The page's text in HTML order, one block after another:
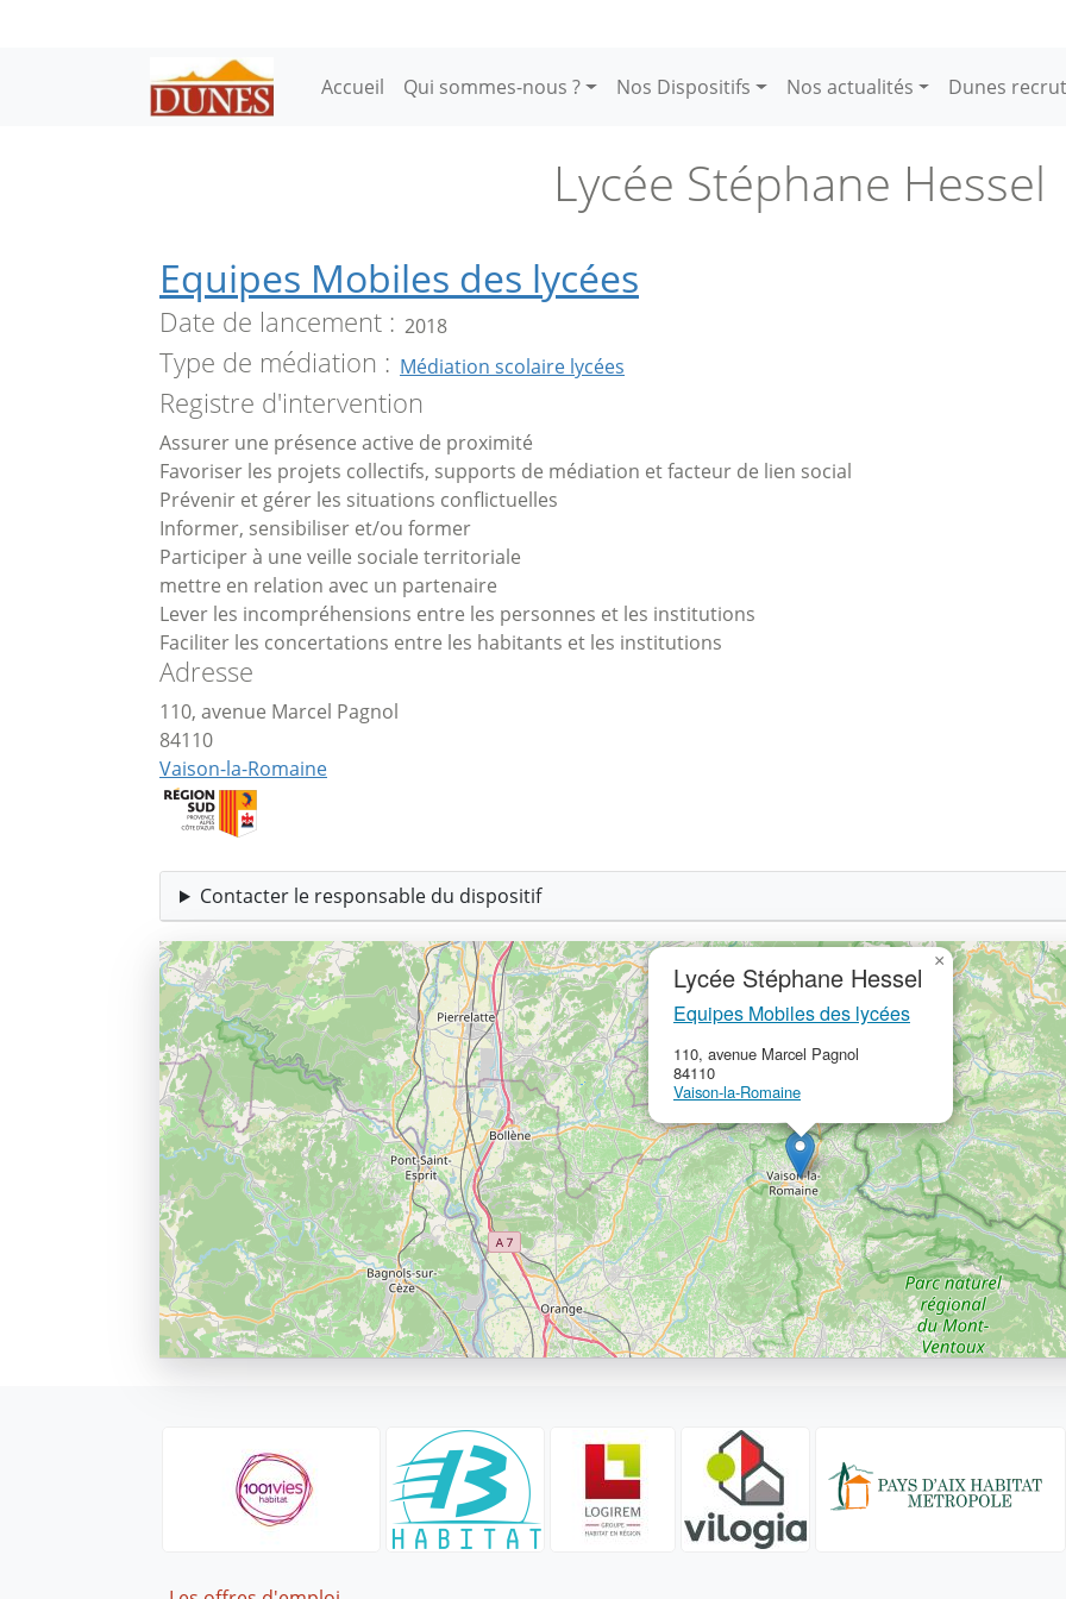
Main navigation
Accueil Qui sommes-nous ? Nos Dispositifs Nos actualités Dunes
Lycée Stéphane Hessel
Equipes Mobiles des lycées
Date de lancement 2018
Type de médiation Médiation scolaire lycées
Registre d'intervention
Assurer une présence active de proximité
Favoriser les projets collectifs, supports de médiation et facteur de lien social
Prévenir et gérer les situations conflictuelles
Informer, sensibiliser et/ou former
Participer à une veille sociale territoriale
mettre en relation avec un partenaire
Lever les incompréhensions entre les personnes et les institutions
Faciliter les concertations entre les habitants et les institutions
Adresse
110, avenue Marcel Pagnol
84110
Vaison-la-Romaine
Contacter le responsable du dispositif
Lycée Stéphane Hessel
Equipes Mobiles des lycées
110, avenue Marcel Pagnol
84110
Vaison-la-Romaine
×
Footer